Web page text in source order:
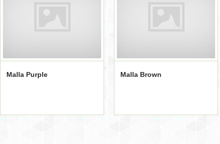
Malla Purple Malla Brown